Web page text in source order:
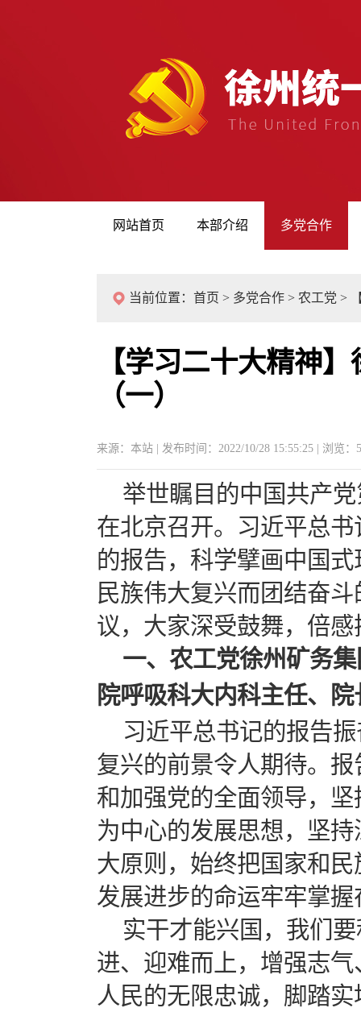
网站首页 本部介绍 多党合作
当前位置： 首页 > 多党合作 > 农工党 >
【学习二十大精神
（一）
来源：本站 | 发布时间：2022/10/28 15:55:25 | 浏览：
举世瞩目的中国共产
在北京召开。习近平总
的报告，科学擘画中国
民族伟大复兴而团结奋
议，大家深受鼓舞，倍
一、农工党徐州矿务
院呼吸科大内科主任、
习近平总书记的报告
复兴的前景令人期待。
和加强党的全面领导，
为中心的发展思想，坚
大原则，始终把国家和
发展进步的命运牢牢掌
实干才能兴国，我们
进、迎难而上，增强志
人民的无限忠诚，脚踏